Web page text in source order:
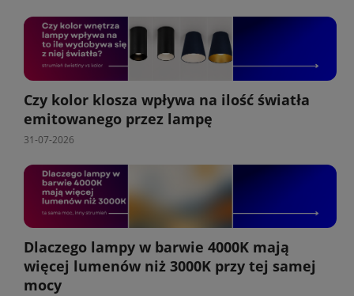
Czy kolor klosza wpływa na ilość światła
emitowanego przez lampę
31-07-2026
Dlaczego lampy w barwie 4000K mają
więcej lumenów niż 3000K przy tej samej
mocy